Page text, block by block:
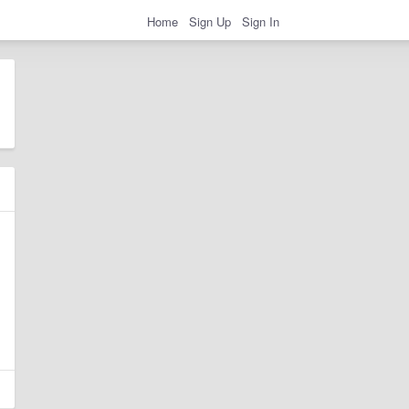
Home Sign Up Sign In